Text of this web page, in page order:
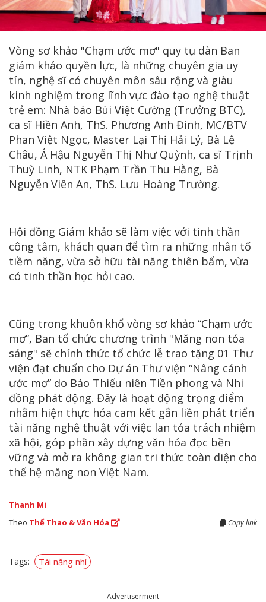
Vòng sơ khảo "Chạm ước mơ" quy tụ dàn Ban
giám khảo quyền lực, là những chuyên gia uy
tín, nghệ sĩ có chuyên môn sâu rộng và giàu
kinh nghiệm trong lĩnh vực đào tạo nghệ thuật
trẻ em: Nhà báo Bùi Việt Cường (Trưởng BTC),
ca sĩ Hiền Anh, ThS. Phương Anh Đinh, MC/BTV
Phan Việt Ngọc, Master Lại Thị Hải Lý, Bà Lệ
Châu, Á Hậu Nguyễn Thị Như Quỳnh, ca sĩ Trịnh
Thuỳ Linh, NTK Phạm Trần Thu Hằng, Bà
Nguyễn Viên An, ThS. Lưu Hoàng Trường.
Hội đồng Giám khảo sẽ làm việc với tinh thần
công tâm, khách quan để tìm ra những nhân tố
tiềm năng, vừa sở hữu tài năng thiên bẩm, vừa
có tinh thần học hỏi cao.
Cũng trong khuôn khổ vòng sơ khảo “Chạm ước
mơ”, Ban tổ chức chương trình "Măng non tỏa
sáng" sẽ chính thức tổ chức lễ trao tặng 01 Thư
viện đạt chuẩn cho Dự án Thư viện “Nâng cánh
ước mơ” do Báo Thiếu niên Tiền phong và Nhi
đồng phát động. Đây là hoạt động trọng điểm
nhằm hiện thực hóa cam kết gắn liền phát triển
tài năng nghệ thuật với việc lan tỏa trách nhiệm
xã hội, góp phần xây dựng văn hóa đọc bền
vững và mở ra không gian tri thức toàn diện cho
thế hệ măng non Việt Nam.
Thanh Mi
Theo Thể Thao & Văn Hóa Copy link
Tags: Tài năng nhí
Advertiserment